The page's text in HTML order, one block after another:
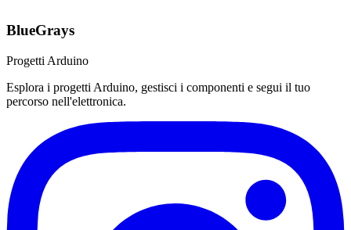
BlueGrays
Progetti Arduino
Esplora i progetti Arduino, gestisci i componenti e segui il tuo
percorso nell'elettronica.